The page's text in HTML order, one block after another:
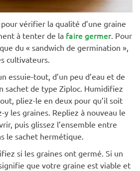
vérifier la qualité d’une graine
à tenter de la faire germer. Pour
du « sandwich de germination »,
cultivateurs.
essuie-tout, d’un peu d’eau et de
sachet de type Ziploc. Humidifiez
pliez-le en deux pour qu’il soit
y les graines. Repliez à nouveau le
puis glissez l’ensemble entre
le sachet hermétique.
si les graines ont germé. Si un
que votre graine est viable et